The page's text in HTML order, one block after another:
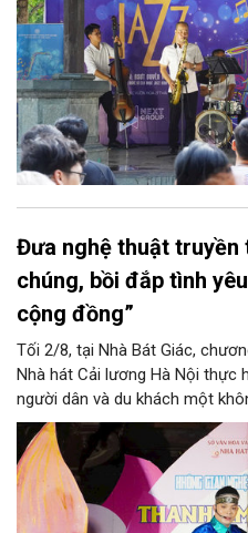
Đưa nghệ thuật truyền
chúng, bồi đắp tình
cộng đồng”
Tối 2/8, tại Nhà Bát Giác,
Nhà hát Cải lương Hà Nội thực
người dân và du khách một
những làn điệu cải lương, ca
hòa quyện trong không gian
biệt, chương trình có sự giao
phương Nam, góp phần tạo
cảm xúc.